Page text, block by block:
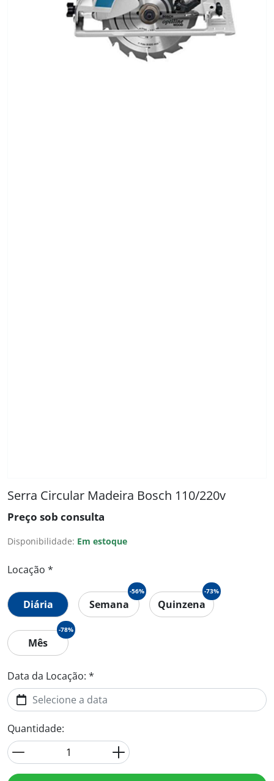
Serra Circular Madeira Bosch 110/220v
Preço sob consulta
Disponibilidade: Em estoque
Locação *
Diária Semana
-56%
Quinzena
-73%
Mês
-78%
Data da Locação: *
Quantidade: